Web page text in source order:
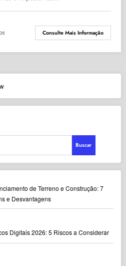
Consulte Mais Informação
Buscar
de Terreno e Construção: 7
e Desvantagens
Digitais 2026: 5 Riscos a Considerar